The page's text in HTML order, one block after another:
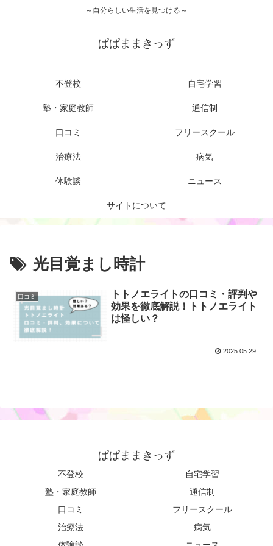
～自分らしい生活を見つける～
ぱぱままきっず
不登校 自宅学習
塾・家庭教師 通信制
口コミ フリースクール
治療法 病気
体験談 ニュース
サイトについて
光目覚まし時計
口コミ
トトノエライトの口コミ・評判や
効果を徹底解説！トトノエライト
は怪しい？
2025.05.29
ぱぱままきっず
不登校
自宅学習
塾・家庭教師
通信制
口コミ
フリースクール
治療法
病気